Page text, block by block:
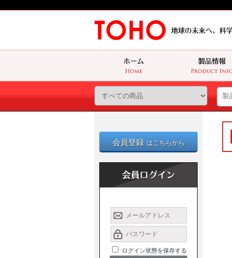
会員登録 はこちらから
ログイン状態を保存する